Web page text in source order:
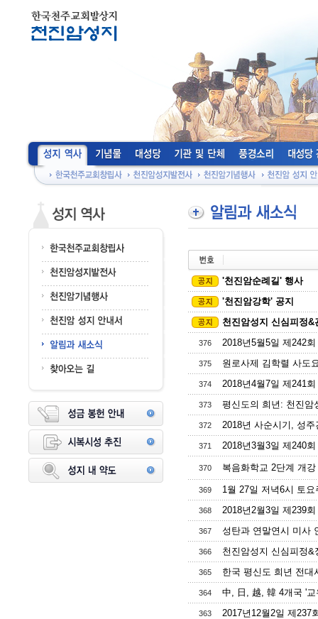
'천진암순례길' 행사
'천진암강학' 공지
천진암성지 신심피정&
376 2018년5월5일 제242
375 원로사제 김학렬 사도
374 2018년4월7일 제241
373 평신도의 희년: 천진암
372 2018년 사순시기, 성
371 2018년3월3일 제240
370 복음화학교 2단계 개
369 1월 27일 저녁6시 토
368 2018년2월3일 제239
367 성탄과 연말연시 미사
366 천진암성지 신심피정&
365 한국 평신도 희년 전대
364 中, 日, 越, 韓 4개국 '
363 2017년12월2일 제237